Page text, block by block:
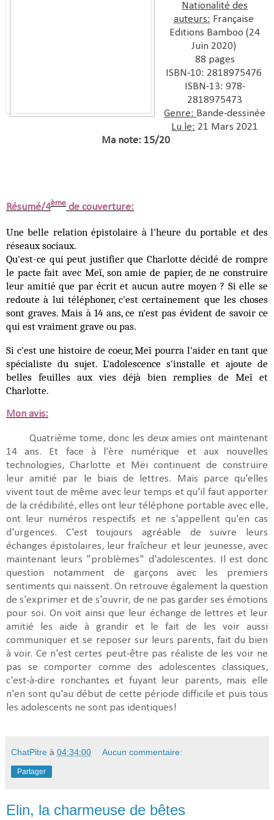
Nationalité des
auteurs: Française
Editions Bamboo (24
Juin 2020)
88 pages
ISBN-10: 2818975476
ISBN-13: 978-
2818975473
Genre: Bande-dessinée
Lu le: 21 Mars 2021
Ma note: 15/20
Résumé/4ème de couverture:
Une belle relation épistolaire à l'heure du portable et des
réseaux sociaux.
Qu'est-ce qui peut justifier que Charlotte décidé de rompre
le pacte fait avec Meï, son amie de papier, de ne construire
leur amitié que par écrit et aucun autre moyen ? Si elle se
redoute à lui téléphoner, c'est certainement que les choses
sont graves. Mais à 14 ans, ce n'est pas évident de savoir ce
qui est vraiment grave ou pas.
Si c'est une histoire de coeur, Meï pourra l'aider en tant que
spécialiste du sujet. L'adolescence s'installe et ajoute de
belles feuilles aux vies déjà bien remplies de Meï et
Charlotte.
Mon avis:
Quatrième tome, donc les deux amies ont maintenant
14 ans. Et face à l'ère numérique et aux nouvelles
technologies, Charlotte et Mëi continuent de construire
leur amitié par le biais de lettres. Mais parce qu'elles
vivent tout de même avec leur temps et qu'il faut apporter
de la crédibilité, elles ont leur téléphone portable avec elle,
ont leur numéros respectifs et ne s'appellent qu'en cas
d'urgences. C'est toujours agréable de suivre leurs
échanges épistolaires, leur fraîcheur et leur jeunesse, avec
maintenant leurs "problèmes" d'adolescentes. Il est donc
question notamment de garçons avec les premiers
sentiments qui naissent. On retrouve également la question
de s'exprimer et de s'ouvrir, de ne pas garder ses émotions
pour soi. On voit ainsi que leur échange de lettres et leur
amitié les aide à grandir et le fait de les voir aussi
communiquer et se reposer sur leurs parents, fait du bien
à voir. Ce n'est certes peut-être pas réaliste de les voir ne
pas se comporter comme des adolescentes classiques,
c'est-à-dire ronchantes et fuyant leur parents, mais elle
n'en sont qu'au début de cette période difficile et puis tous
les adolescents ne sont pas identiques!
ChatPitre à 04:34:00 Aucun commentaire:
Partager
Elin, la charmeuse de bêtes